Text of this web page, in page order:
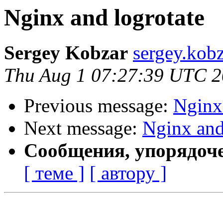
Nginx and logrotate
Sergey Kobzar
Thu Aug 1 07:27:39 UTC
Previous message:
Next message: Nginx
Сообщения,
[ теме ] [ автору ]